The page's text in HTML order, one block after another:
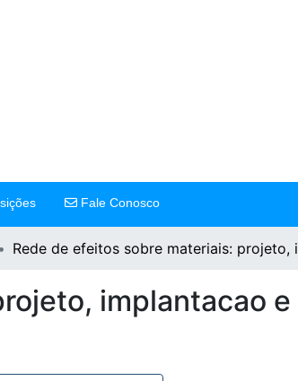
Fale Conosco
Rede de efeitos sobre materiais:
implantacao